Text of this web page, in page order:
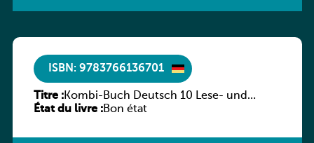
ISBN: 9783766136701
Titre :Kombi-Buch Deutsch 10 Lese- und
Sprachbuch
État du livre :Bon état